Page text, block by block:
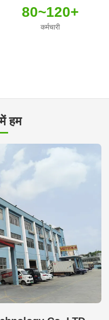
80~120+
कर्मचारी
हम